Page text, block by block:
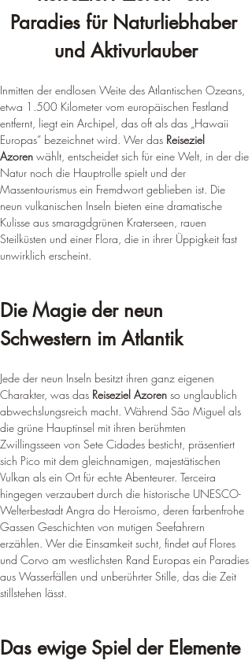
Paradies für Naturliebhaber
und Aktivurlauber
Inmitten der endlosen Weite des Atlantischen Ozeans,
etwa 1.500 Kilometer vom europäischen Festland
entfernt, liegt ein Archipel, das oft als das „Hawaii
Europas“ bezeichnet wird. Wer das Reiseziel
Azoren wählt, entscheidet sich für eine Welt, in der die
Natur noch die Hauptrolle spielt und der
Massentourismus ein Fremdwort geblieben ist. Die
neun vulkanischen Inseln bieten eine dramatische
Kulisse aus smaragdgrünen Kraterseen, rauen
Steilküsten und einer Flora, die in ihrer Üppigkeit fast
unwirklich erscheint.
Die Magie der neun
Schwestern im Atlantik
Jede der neun Inseln besitzt ihren ganz eigenen
Charakter, was das Reiseziel Azoren so unglaublich
abwechslungsreich macht. Während São Miguel als
die grüne Hauptinsel mit ihren berühmten
Zwillingsseen von Sete Cidades besticht, präsentiert
sich Pico mit dem gleichnamigen, majestätischen
Vulkan als ein Ort für echte Abenteurer. Terceira
hingegen verzaubert durch die historische UNESCO-
Welterbestadt Angra do Heroísmo, deren farbenfrohe
Gassen Geschichten von mutigen Seefahrern
erzählen. Wer die Einsamkeit sucht, findet auf Flores
und Corvo am westlichsten Rand Europas ein Paradies
aus Wasserfällen und unberührter Stille, das die Zeit
stillstehen lässt.
Das ewige Spiel der Elemente